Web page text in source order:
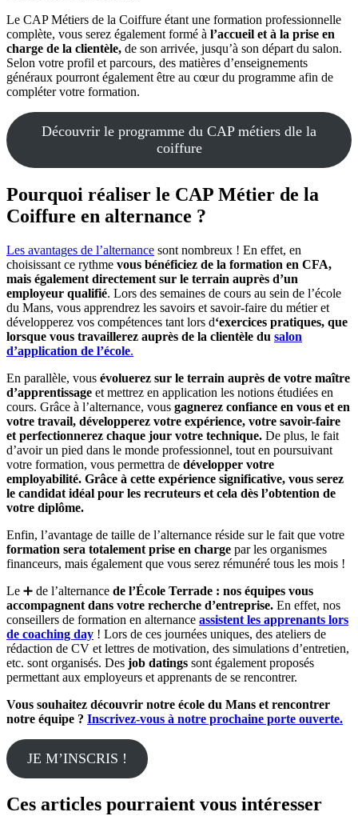
Le CAP Métiers de la Coiffure étant une formation professionnelle
complète, vous serez également formé à l’accueil et à la prise en
charge de la clientèle, de son arrivée, jusqu’à son départ du salon.
Selon votre profil et parcours, des matières d’enseignements
généraux pourront également être au cœur du programme afin de
compléter votre formation.
Découvrir le programme du CAP métiers dle la
coiffure
Pourquoi réaliser le CAP Métier de la
Coiffure en alternance ?
Les avantages de l’alternance sont nombreux ! En effet, en
choisissant ce rythme vous bénéficiez de la formation en CFA,
mais également directement sur le terrain auprès d’un
employeur qualifié. Lors des semaines de cours au sein de l’école
du Mans, vous apprendrez les savoirs et savoir-faire du métier et
développerez vos compétences tant lors d‘exercices pratiques, que
lorsque vous travaillerez auprès de la clientèle du salon
d’application de l’école.
En parallèle, vous évoluerez sur le terrain auprès de votre maître
d’apprentissage et mettrez en application les notions étudiées en
cours. Grâce à l’alternance, vous gagnerez confiance en vous et en
votre travail, développerez votre expérience, votre savoir-faire
et perfectionnerez chaque jour votre technique. De plus, le fait
d’avoir un pied dans le monde professionnel, tout en poursuivant
votre formation, vous permettra de développer votre
employabilité. Grâce à cette expérience significative, vous serez
le candidat idéal pour les recruteurs et cela dès l’obtention de
votre diplôme.
Enfin, l’avantage de taille de l’alternance réside sur le fait que votre
formation sera totalement prise en charge par les organismes
financeurs, mais également que vous serez rémunéré tous les mois !
Le ➕ de l’alternance de l’École Terrade : nos équipes vous
accompagnent dans votre recherche d’entreprise. En effet, nos
conseillers de formation en alternance assistent les apprenants lors
de coaching day ! Lors de ces journées uniques, des ateliers de
rédaction de CV et lettres de motivation, des simulations d’entretien,
etc. sont organisés. Des job datings sont également proposés
permettant aux employeurs et apprenants de se rencontrer.
Vous souhaitez découvrir notre école du Mans et rencontrer
notre équipe ? Inscrivez-vous à notre prochaine porte ouverte.
JE M’INSCRIS !
Ces articles pourraient vous intéresser